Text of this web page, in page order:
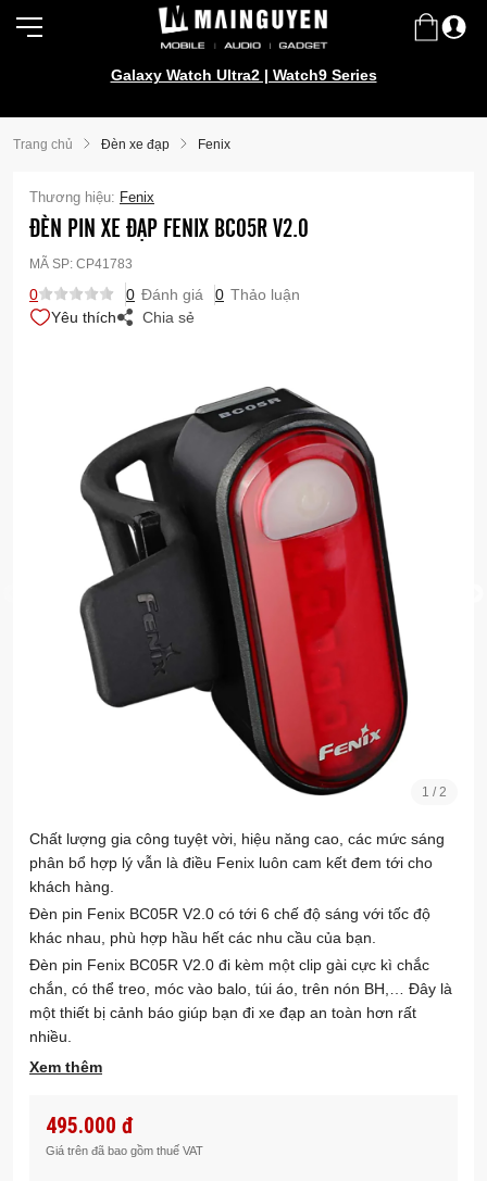
Galaxy Watch Ultra2 | Watch9 Series
Trang chủ Đèn xe đạp Fenix
Thương hiệu: Fenix
ĐÈN PIN XE ĐẠP FENIX BC05R V2.0
MÃ SP: CP41783
0 0 Đánh giá 0 Thảo luận
Yêu thích
Chia sẻ
1 /2
Chất lượng gia công tuyệt vời, hiệu năng cao, các mức sáng
phân bổ hợp lý vẫn là điều Fenix luôn cam kết đem tới cho
khách hàng.
Đèn pin Fenix BC05R V2.0 có tới 6 chế độ sáng với tốc độ
khác nhau, phù hợp hầu hết các nhu cầu của bạn.
Đèn pin Fenix BC05R V2.0 đi kèm một clip gài cực kì chắc
chắn, có thể treo, móc vào balo, túi áo, trên nón BH,… Đây là
một thiết bị cảnh báo giúp bạn đi xe đạp an toàn hơn rất
nhiều.
Xem thêm
495.000 đ
Giá trên đã bao gồm thuế VAT